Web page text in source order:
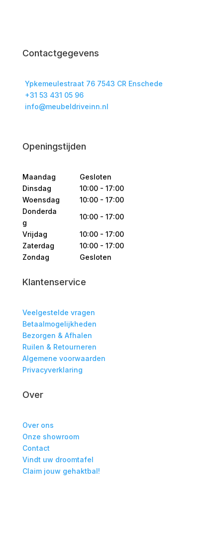
Contactgegevens
Ypkemeulestraat 76 7543 CR Enschede
+31 53 431 05 96
info@meubeldriveinn.nl
Openingstijden
Maandag
Gesloten
Dinsdag
10:00 - 17:00
Woensdag
10:00 - 17:00
Donderda
g
10:00 - 17:00
Vrijdag
10:00 - 17:00
Zaterdag
10:00 - 17:00
Zondag
Gesloten
Klantenservice
Veelgestelde vragen
Betaalmogelijkheden
Bezorgen & Afhalen
Ruilen & Retourneren
Algemene voorwaarden
Privacyverklaring
Over
Over ons
Onze showroom
Contact
Vindt uw droomtafel
Claim jouw gehaktbal!